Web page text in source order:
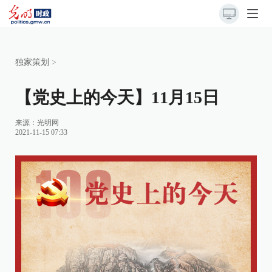
独家策划 >
【党史上的今天】11月15日
来源： 光明网
2021-11-15 07:33